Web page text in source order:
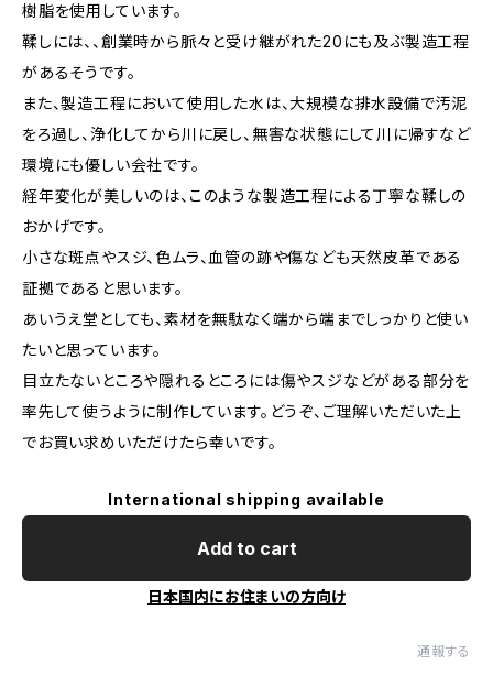
樹脂を使用しています。
鞣しには、、創業時から脈々と受け継がれた20にも及ぶ製造工程
があるそうです。
また、製造工程において使用した水は、大規模な排水設備で汚泥
をろ過し、浄化してから川に戻し、無害な状態にして川に帰すなど
環境にも優しい会社です。
経年変化が美しいのは、このような製造工程による丁寧な鞣しの
おかげです。
小さな斑点やスジ、色ムラ、血管の跡や傷なども天然皮革である
証拠であると思います。
あいうえ堂としても、素材を無駄なく端から端までしっかりと使い
たいと思っています。
目立たないところや隠れるところには傷やスジなどがある部分を
率先して使うように制作しています。どうぞ、ご理解いただいた上
でお買い求めいただけたら幸いです。
International shipping available
Add to cart
日本国内にお住まいの方向け
通報する